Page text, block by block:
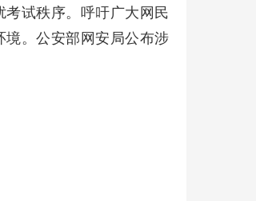
试秩序。呼吁广大网民
。公安部网安局公布涉